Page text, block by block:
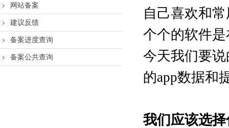
网站备案
建议反馈
备案进度查询
备案公共查询
自己喜欢和
个个的软件
今天我们要
的app数据和
我们应该选